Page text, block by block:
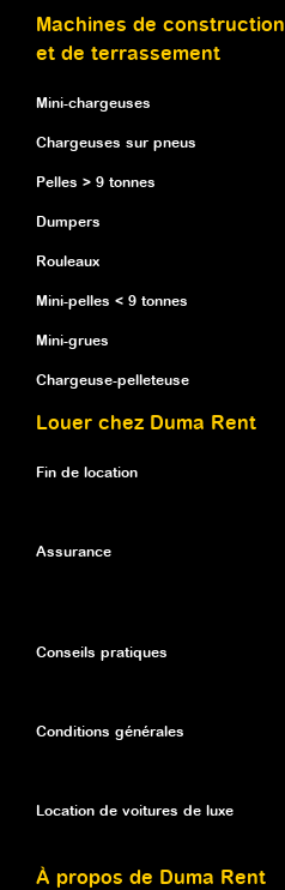
Machines de construction
et de terrassement
Mini-chargeuses
Chargeuses sur pneus
Pelles > 9 tonnes
Dumpers
Rouleaux
Mini-pelles < 9 tonnes
Mini-grues
Chargeuse-pelleteuse
Louer chez Duma Rent
Fin de location
Assurance
Conseils pratiques
Conditions générales
Location de voitures de luxe
À propos de Duma Rent